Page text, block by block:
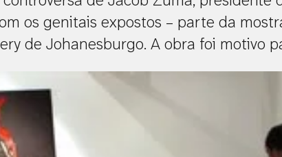
os genitais expostos – parte da
de Johanesburgo. A obra foi motivo